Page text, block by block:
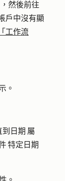
，然後前往
戶中沒有顯
「工作流
。
到日期 屬
特定日期